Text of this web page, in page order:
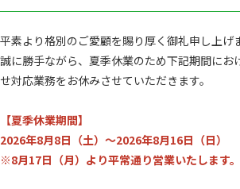
平素より格別のご愛顧を賜り厚く御礼申し上げ
誠に勝手ながら、夏季休業のため下記期間にお
せ対応業務をお休みさせていただきます。
【夏季休業期間】
2026年8月8日（土）～2026年8月16日（日）
※8月17日（月）より平常通り営業いたします。